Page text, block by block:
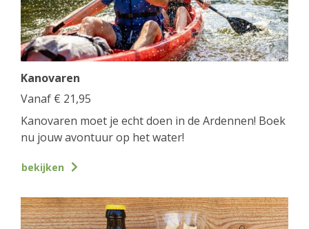
Kanovaren
Vanaf € 21,95
Kanovaren moet je echt doen in de Ardennen! Boek
nu jouw avontuur op het water!
bekijken